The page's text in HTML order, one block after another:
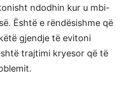
ndodhin kur u mbi-
Është e rëndësishme që
gjendje të evitoni
trajtimi kryesor që të